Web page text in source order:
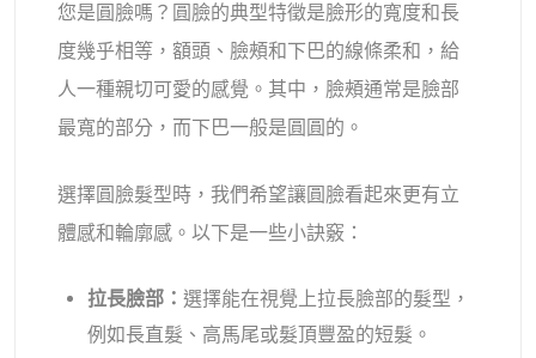
髮型更換器
換衣服
AI寶貝
爆頭生成器專業版
您是圓臉嗎？圓臉的典型特徵是臉形的寬度和長
度幾乎相等，額頭、臉頰和下巴的線條柔和，給
人一種親切可愛的感覺。其中，臉頰通常是臉部
最寬的部分，而下巴一般是圓圓的。
選擇圓臉髮型時，我們希望讓圓臉看起來更有立
體感和輪廓感。以下是一些小訣竅：
拉長臉部：選擇能在視覺上拉長臉部的髮型，
例如長直髮、高馬尾或髮頂豐盈的短髮。